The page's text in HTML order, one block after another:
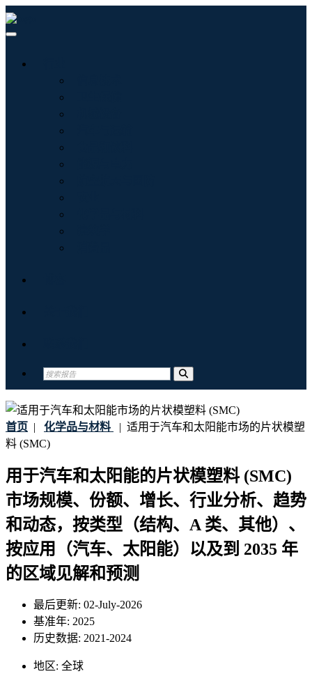
首页 | 化学品与材料 | 适用于汽车和太阳能市场的片状模塑
料 (SMC)
用于汽车和太阳能的片状模塑料 (SMC)
市场规模、份额、增长、行业分析、趋势
和动态，按类型（结构、A 类、其他）、
按应用（汽车、太阳能）以及到 2035 年
的区域见解和预测
最后更新: 02-July-2026
基准年: 2025
历史数据: 2021-2024
地区: 全球